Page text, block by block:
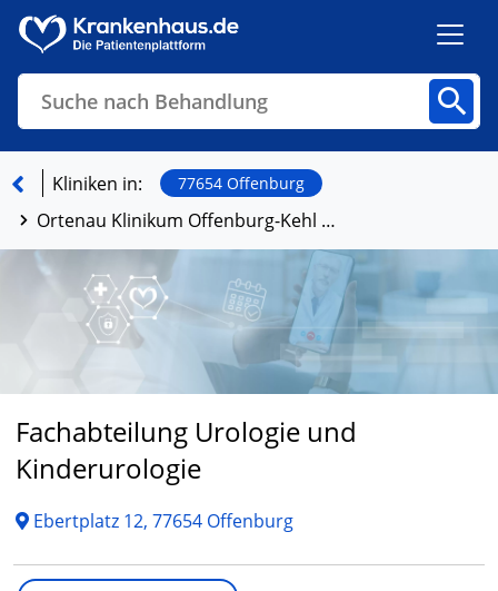
Suche nach Behandlung
Finden
Kliniken in: 77654 Offenburg
Ortenau Klinikum Offenburg-Kehl Standort Ebertplatz
Fachabteilung Urologie und
Kinderurologie
Ebertplatz 12, 77654 Offenburg